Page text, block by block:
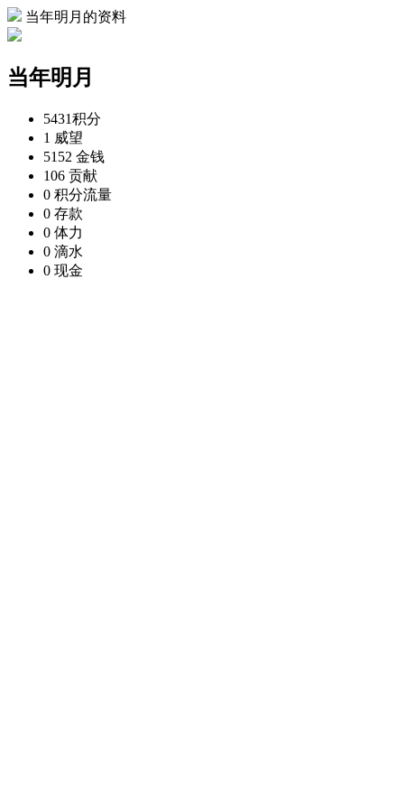
当年明月的资料
当年明月
5431积分
1 威望
5152 金钱
106 贡献
0 积分流量
0 存款
0 体力
0 滴水
0 现金